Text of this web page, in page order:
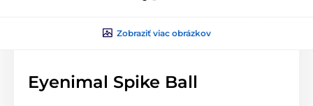
Zobraziť viac obrázkov
Eyenimal Spike Ball